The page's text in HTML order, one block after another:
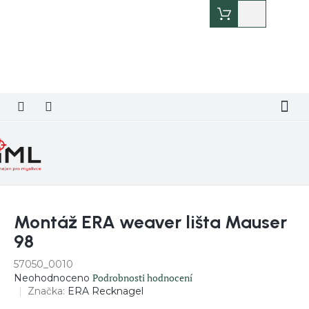
košík
Montáž ERA weaver lišta Mauser
98
57050_0010
Průměrné
hodnocení
Neohodnoceno Podrobnosti hodnocení
Značka: ERA Recknagel